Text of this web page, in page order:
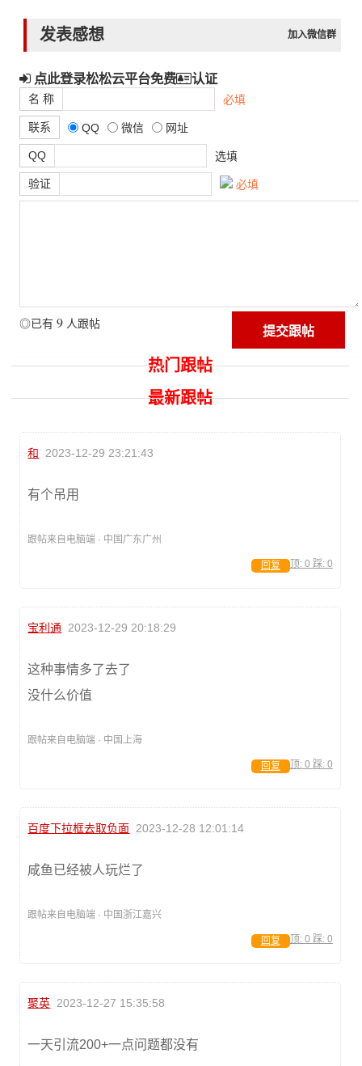
发表感想 加入微信群
点此登录松松云平台免费 认证
名 称 必填
联系 QQ 微信 网址
QQ 选填
验证 必填
◎已有 9 人跟帖
热门跟帖
最新跟帖
和 2023-12-29 23:21:43
有个吊用
跟帖来自电脑端 · 中国广东广州
顶: 0 踩: 0
回复
宝利通 2023-12-29 20:18:29
这种事情多了去了
没什么价值
跟帖来自电脑端 · 中国上海
顶: 0 踩: 0
回复
百度下拉框去取负面 2023-12-28 12:01:14
咸鱼已经被人玩烂了
跟帖来自电脑端 · 中国浙江嘉兴
顶: 0 踩: 0
回复
聚英 2023-12-27 15:35:58
⼀天引流200+⼀点问题都没有